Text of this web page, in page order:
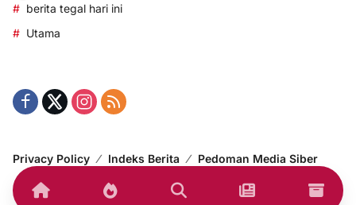
berita tegal hari ini
Utama
Privacy Policy Indeks Berita Pedoman Media Siber
© 2014-2024 korantegal.com – All right reserved.